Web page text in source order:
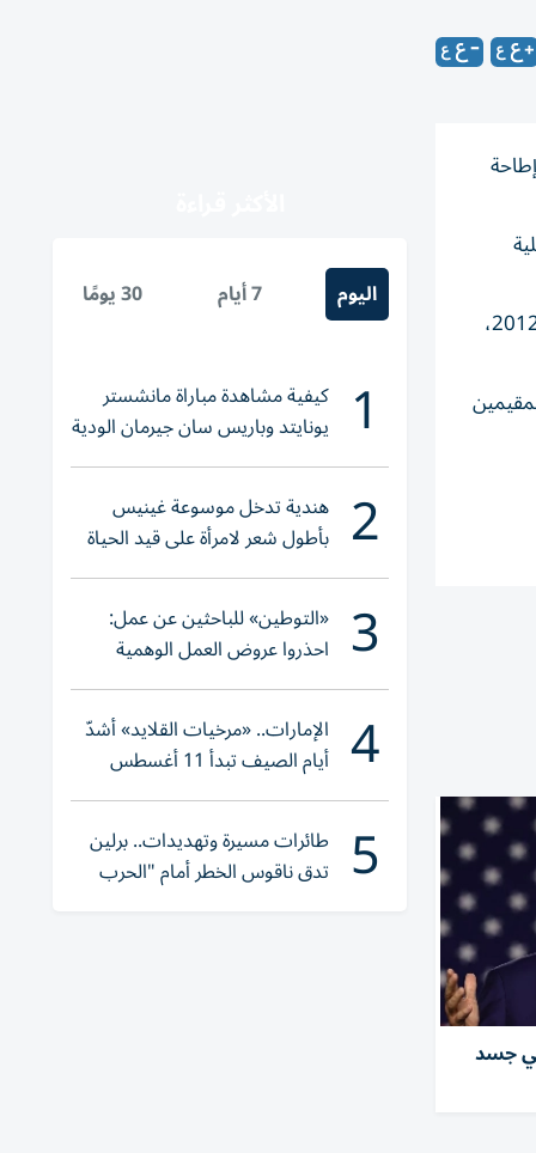
وأعلن الشرع اتفاقه مع ماكرون على بدء تبادل السفراء في «أقرب وقت ممكن»، بعدما أقفلت السفارة الفرنسية أبوابها منذ العام 2012،
جسد
اليوم 7 أيام 30 يومًا
1 كيفية مشاهدة مباراة مانشستر
يونايتد وباريس سان جيرمان الودية
والقنوات الناقلة
2 هندية تدخل موسوعة غينيس
بأطول شعر لامرأة على قيد الحياة
3 «التوطين» للباحثين عن عمل:
احذروا عروض العمل الوهمية
وتحققوا عبر «الباركود»
4 الإمارات.. «مرخيات القلايد» أشدّ
أيام الصيف تبدأ 11 أغسطس
5 طائرات مسيرة وتهديدات.. برلين
تدق ناقوس الخطر أمام "الحرب